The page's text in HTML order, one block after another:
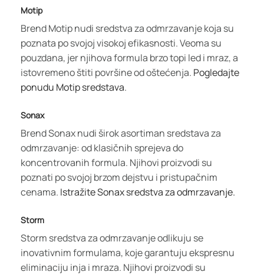
Motip
Brend Motip nudi sredstva za odmrzavanje koja su
poznata po svojoj visokoj efikasnosti. Veoma su
pouzdana, jer njihova formula brzo topi led i mraz, a
istovremeno štiti površine od oštećenja. Pogledajte
ponudu Motip sredstava.
Sonax
Brend Sonax nudi širok asortiman sredstava za
odmrzavanje: od klasičnih sprejeva do
koncentrovanih formula. Njihovi proizvodi su
poznati po svojoj brzom dejstvu i pristupačnim
cenama. Istražite Sonax sredstva za odmrzavanje.
Storm
Storm sredstva za odmrzavanje odlikuju se
inovativnim formulama, koje garantuju ekspresnu
eliminaciju inja i mraza. Njihovi proizvodi su